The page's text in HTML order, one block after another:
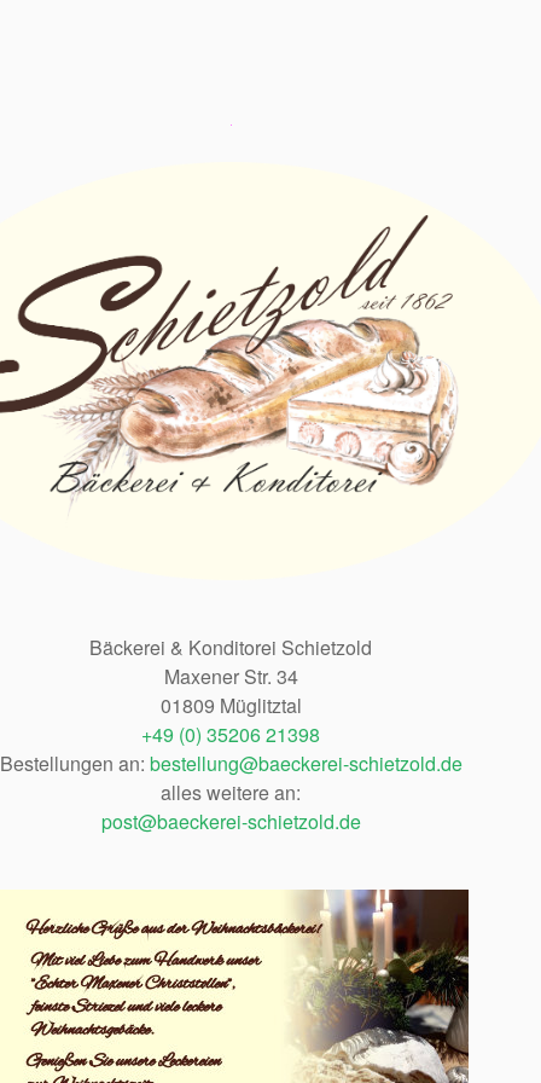
Bäckerei & Konditorei Schietzold
Maxener Str. 34
01809 Müglitztal
+49 (0) 35206 21398
Bestellungen an: bestellung@baeckerei-schietzold.de
alles weitere an:
post@baeckerei-schietzold.de